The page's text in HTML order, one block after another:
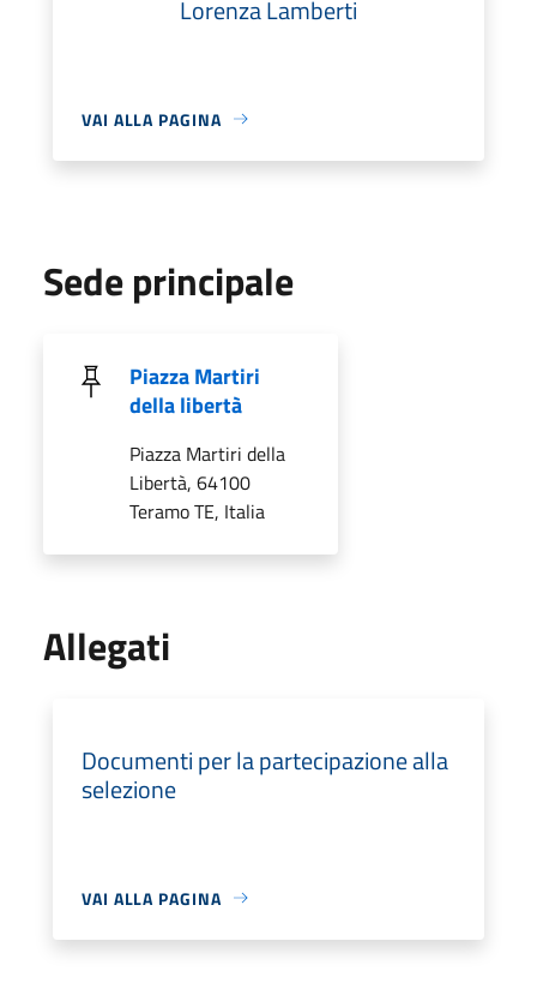
Lorenza Lamberti
VAI ALLA PAGINA
Sede principale
Piazza Martiri
della libertà
Piazza Martiri della
Libertà, 64100
Teramo TE, Italia
Allegati
Documenti per la partecipazione alla
selezione
VAI ALLA PAGINA